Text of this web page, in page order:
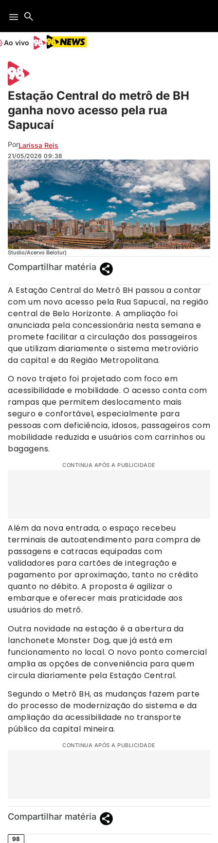
Ao vivo
Estação Central do metrô de BH
ganha novo acesso pela rua
Sapucaí
PorLarissa Reis
21/05/2026 09:38
O novo trajeto foi projetado com foco em acessibilidade e mobilidade (Qu4rto
Studio/Acervo Belotur)
Compartilhar matéria
A Estação Central do Metrô BH passou a contar
com um novo acesso pela Rua Sapucaí, na região
central de Belo Horizonte. A ampliação foi
anunciada pela concessionária nesta semana e
promete facilitar a circulação dos passageiros
que utilizam diariamente o sistema metroviário
da capital e da Região Metropolitana.
O novo trajeto foi projetado com foco em
acessibilidade e mobilidade. O acesso conta com
rampas que permitem deslocamento mais
seguro e confortável, especialmente para
pessoas com deficiência, idosos, passageiros com
mobilidade reduzida e usuários com carrinhos ou
bagagens.
CONTINUA APÓS A PUBLICIDADE
Além da nova entrada, o espaço recebeu
terminais de autoatendimento para compra de
passagens e catracas equipadas com
validadores para cartões de integração e
pagamento por aproximação, tanto no crédito
quanto no débito. A proposta é agilizar o
embarque e oferecer mais praticidade aos
usuários do metrô.
Outra novidade na estação é a abertura da
lanchonete Monster Dog, que já está em
funcionamento no local. O novo ponto comercial
amplia as opções de conveniência para quem
circula diariamente pela Estação Central.
Segundo o Metrô BH, as mudanças fazem parte
do processo de modernização do sistema e da
ampliação da acessibilidade no transporte
público da capital mineira.
CONTINUA APÓS A PUBLICIDADE
Compartilhar matéria
98